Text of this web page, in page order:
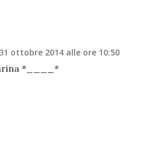
31 ottobre 2014 alle ore 10:50
*____*